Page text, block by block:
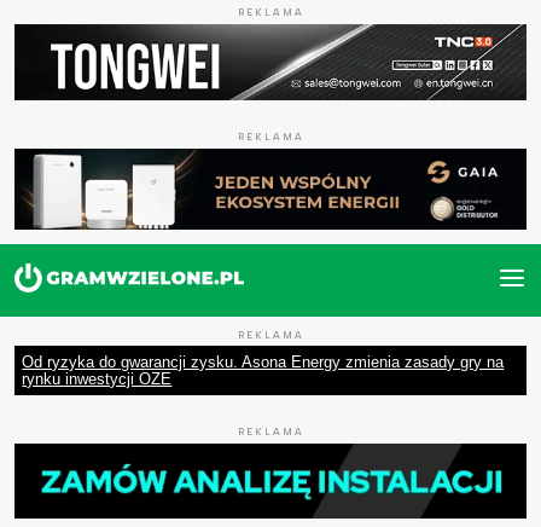
REKLAMA
REKLAMA
REKLAMA
Od ryzyka do gwarancji zysku. Asona Energy zmienia zasady gry na
rynku inwestycji OZE
REKLAMA